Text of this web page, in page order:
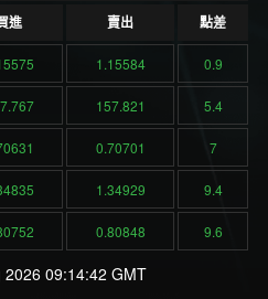
進 賣出 點差
1.15584 0.9
157.821 5.4
0.70701 7
1.34929 9.4
0.80848 9.6
2026 09:14:42 GMT